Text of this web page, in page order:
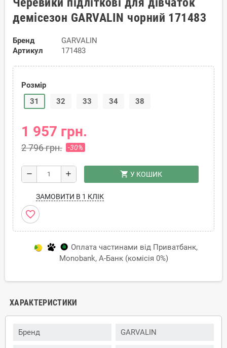
демісезон GARVALIN чорний 171483
Бренд
GARVALIN
Артикул
171483
Розмір
31
32 33 34 38
1 957 грн.
2 796 грн. -30%
remove add shopping_cart У КОШИК
ЗАМОВИТИ В 1 КЛІК
favorite_border
Оплата частинами від Приватбанк,
Monobank, А-Банк (комісія 0%)
ХАРАКТЕРИСТИКИ
Бренд GARVALIN